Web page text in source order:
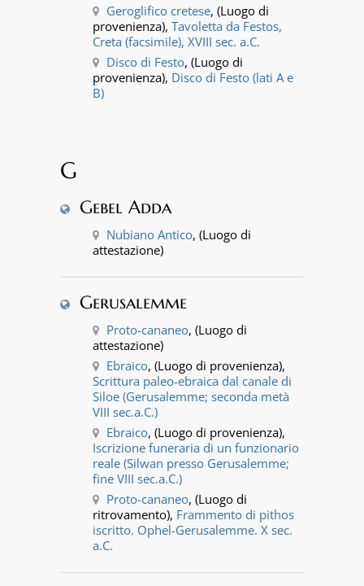
Geroglifico cretese, (Luogo di
provenienza), Tavoletta da Festos,
Creta (facsimile), XVIII sec. a.C.
Disco di Festo, (Luogo di
provenienza), Disco di Festo (lati A e
B)
G
Gebel Adda
Nubiano Antico, (Luogo di
attestazione)
Gerusalemme
Proto-cananeo, (Luogo di
attestazione)
Ebraico, (Luogo di provenienza),
Scrittura paleo-ebraica dal canale di
Siloe (Gerusalemme; seconda metà
VIII sec.a.C.)
Ebraico, (Luogo di provenienza),
Iscrizione funeraria di un funzionario
reale (Silwan presso Gerusalemme;
fine VIII sec.a.C.)
Proto-cananeo, (Luogo di
ritrovamento), Frammento di pithos
iscritto. Ophel-Gerusalemme. X sec.
a.C.